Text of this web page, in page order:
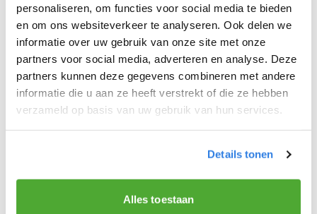
personaliseren, om functies voor social media te bieden
en om ons websiteverkeer te analyseren. Ook delen we
informatie over uw gebruik van onze site met onze
partners voor social media, adverteren en analyse. Deze
partners kunnen deze gegevens combineren met andere
informatie die u aan ze heeft verstrekt of die ze hebben
verzameld op basis van uw gebruik van hun services.
Details tonen
Alles toestaan
newspapers in Kallenkote.
We hope you can get started soon and wish you
the best of luck! 🚴‍♂️💨